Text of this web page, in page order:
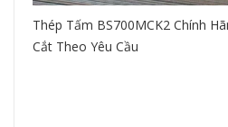
Thép Tấm BS700MCK2 Chính
Cắt Theo Yêu Cầu